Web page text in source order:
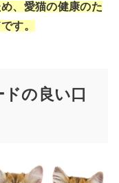
、愛猫の健康のた
す。
の良い口